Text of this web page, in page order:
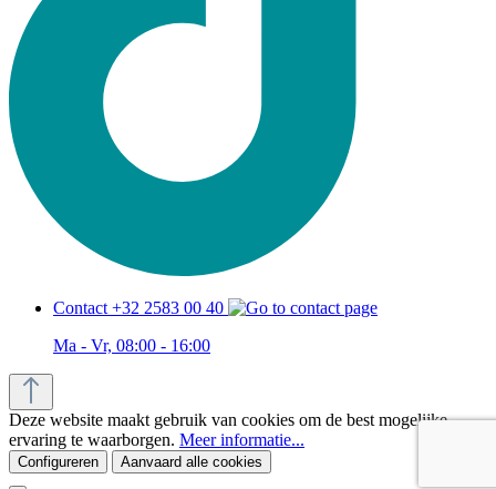
Contact +32 2583 00 40
Ma - Vr, 08:00 - 16:00
Deze website maakt gebruik van cookies om de best mogelijke
ervaring te waarborgen. Meer informatie...
Configureren Aanvaard alle cookies